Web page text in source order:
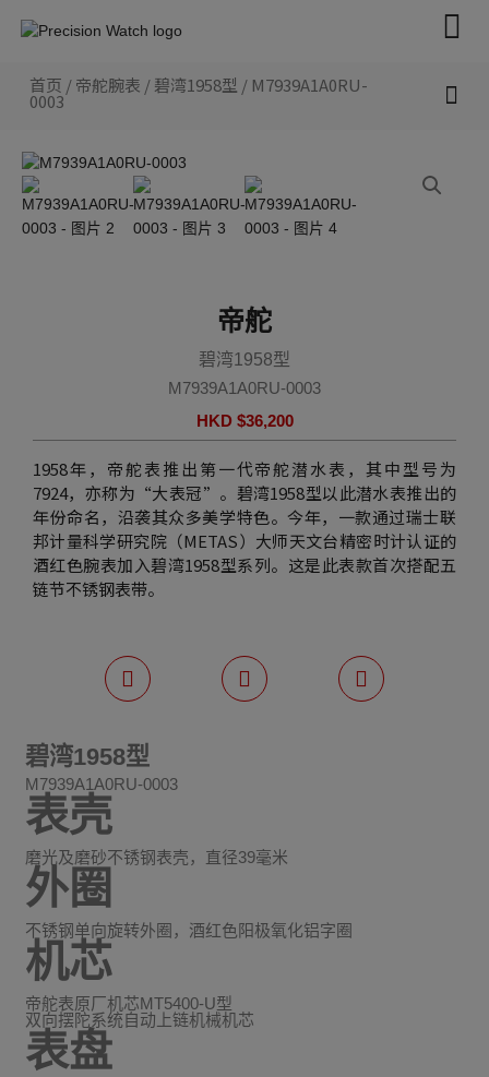
首页 /帝舵腕表 /碧湾1958型 / M7939A1A0RU-
0003
帝舵
碧湾1958型
M7939A1A0RU-0003
HKD $36,200
1958年，帝舵表推出第一代帝舵潜水表，其中型号为
7924，亦称为“大表冠”。碧湾1958型以此潜水表推出的
年份命名，沿袭其众多美学特色。今年，一款通过瑞士联
邦计量科学研究院（METAS）大师天文台精密时计认证的
酒红色腕表加入碧湾1958型系列。这是此表款首次搭配五
链节不锈钢表带。
碧湾1958型
M7939A1A0RU-0003
表壳
磨光及磨砂不锈钢表壳，直径39毫米
外圈
不锈钢单向旋转外圈，酒红色阳极氧化铝字圈
机芯
帝舵表原厂机芯MT5400-U型
双向摆陀系统自动上链机械机芯
表盘